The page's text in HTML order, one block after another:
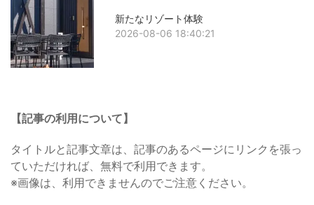
新たなリゾート体験
2026-08-06 18:40:21
【記事の利用について】
タイトルと記事文章は、記事のあるページにリンクを張っ
ていただければ、無料で利用できます。
※画像は、利用できませんのでご注意ください。